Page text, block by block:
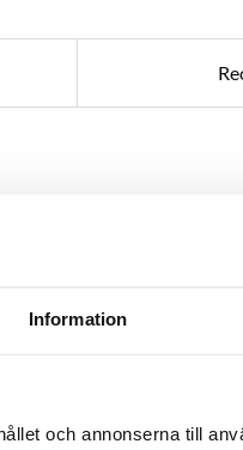
Information
och annonserna till